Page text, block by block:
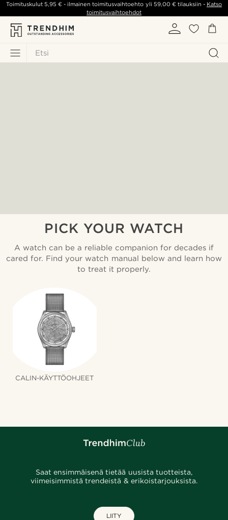
Etsi
Toimituskulut5,95 € - ilmainen toimitusvaihtoehto yli 59,00 €tilauksiin - Katso
toimitusvaihtoehdot
PICK YOUR WATCH
A watch can be a reliable companion for decades if
cared for. Find your watch manual below and learn how
to treat it properly.
CALIN-KÄYTTÖOHJEET
Saat ensimmäisenä tietää uusista tuotteista,
viimeisimmistä trendeistä & erikoistarjouksista.
LIITY